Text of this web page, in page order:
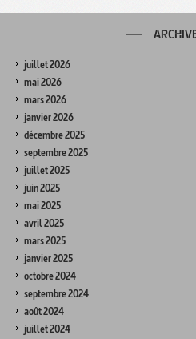
juillet 2026
mai 2026
mars 2026
janvier 2026
décembre 2025
septembre 2025
juillet 2025
juin 2025
mai 2025
avril 2025
mars 2025
janvier 2025
octobre 2024
septembre 2024
août 2024
juillet 2024